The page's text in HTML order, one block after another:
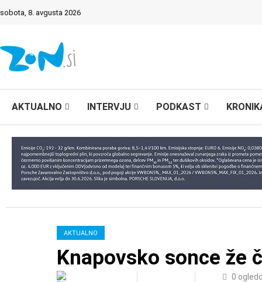
sobota, 8. avgusta 2026
AKTUALNO INTERVJU PODKAST
AKTUALNO
Knapovsko sonce že
0